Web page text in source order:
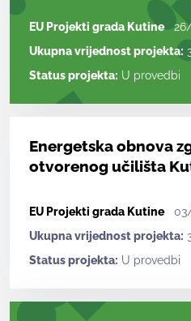
EU Projekti grada Kutine
Ukupna vrijednost projekta:
Status projekta: U provedbi
Energetska obnova
otvorenog učilišta
EU Projekti grada Kutine
Ukupna vrijednost projekta:
Status projekta: U provedbi